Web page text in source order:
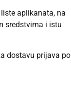
aplikanata, na
sredstvima i istu
dostavu prijava po